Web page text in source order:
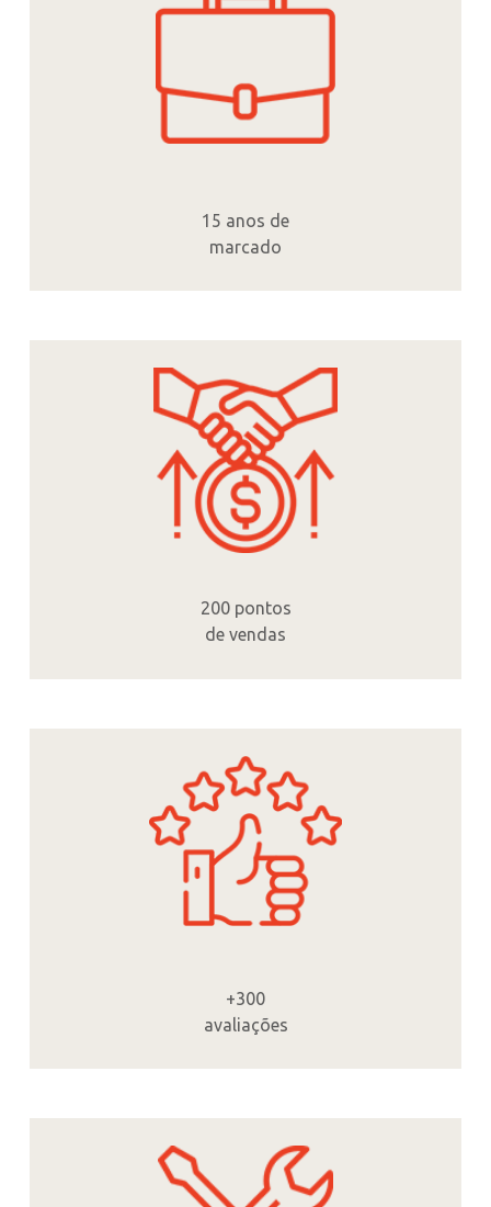
15 anos de
marcado
200 pontos
de vendas
+300
avaliações